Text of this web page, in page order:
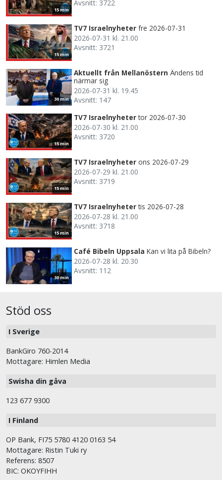
15 min
Avsnitt: 3722
15 min
TV7 Israelnyheter fre 2026-07-31
2026-07-31 kl. 21.00
Avsnitt: 3721
30 min
Aktuellt från Mellanöstern Ändens tid
närmar sig
2026-07-31 kl. 19.45
Avsnitt: 147
15 min
TV7 Israelnyheter tor 2026-07-30
2026-07-30 kl. 21.00
Avsnitt: 3720
15 min
TV7 Israelnyheter ons 2026-07-29
2026-07-29 kl. 21.00
Avsnitt: 3719
15 min
TV7 Israelnyheter tis 2026-07-28
2026-07-28 kl. 21.00
Avsnitt: 3718
30 min
Café Bibeln Uppsala Kan vi lita på Bibeln?
2026-07-28 kl. 20.30
Avsnitt: 112
Stöd oss
I Sverige
BankGiro 760-2014
Mottagare: Himlen Media
Swisha din gåva
123 677 9300
I Finland
OP Bank, FI75 5780 4120 0163 54
Mottagare: Ristin Tuki ry
Referens: 8507
BIC: OKOYFIHH